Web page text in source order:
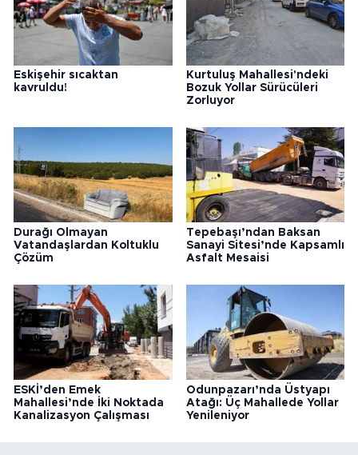
Eskişehir sıcaktan
kavruldu!
Kurtuluş Mahallesi'ndeki
Bozuk Yollar Sürücüleri
Zorluyor
Durağı Olmayan
Vatandaşlardan Koltuklu
Çözüm
Tepebaşı’ndan Baksan
Sanayi Sitesi’nde Kapsamlı
Asfalt Mesaisi
ESKİ’den Emek
Mahallesi’nde İki Noktada
Kanalizasyon Çalışması
Odunpazarı’nda Üstyapı
Atağı: Üç Mahallede Yollar
Yenileniyor